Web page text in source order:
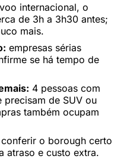
internacional, o
de 3h a 3h30 antes;
mais.
empresas sérias
se há tempo de
4 pessoas com
precisam de SUV ou
também ocupam
conferir o borough certo
atraso e custo extra.